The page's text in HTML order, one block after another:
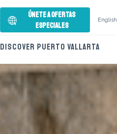
Únete a Ofertas
Especiales
English
DISCOVER PUERTO VALLARTA